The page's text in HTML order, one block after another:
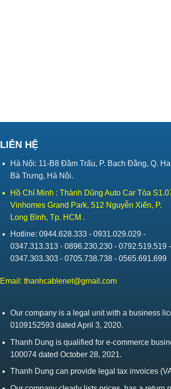
LIÊN HỆ
Hà Nội: 11-B8 Đầm Trấu, P. Bạch Đằng, Q.
Bà Trưng, Hà Nội.
Hồ Chí Minh : Thành Dũng Auto Car Tòa
Vinhomes Grand Park, 512 Nguyễn Xiển, P.
Long Bình, Tp. HCM .
Hotline: 0944.628.333 - 0931.029.029 -
0347.313.313 - 0896.230.230 - 0792.519.519 -
0347.303.303 - 0705.738.738 - 0565.691.699
Email: thanhcablenet@gmail.com
Our company is a legal unit with a business
0109152593 dated April 3, 2020.
Thanh Dung is qualified for e-commerce
100074 dated October 28, 2021.
Thanh Dung can provide legal tax invoices